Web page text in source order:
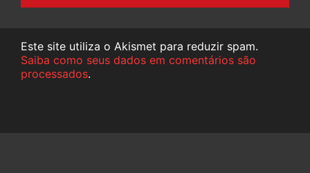
Este site utiliza o Akismet para reduzir spam.
Saiba como seus dados em comentários são
processados.